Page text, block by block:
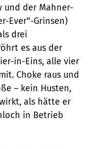
und der Mahner-
Ever"-Grinsen)
drei
es aus der
in-Eins, alle vier
Choke raus und
– kein Husten,
als hätte er
in Betrieb